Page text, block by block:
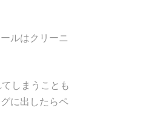
ルはクリーニ
しまうことも
に出したらペ